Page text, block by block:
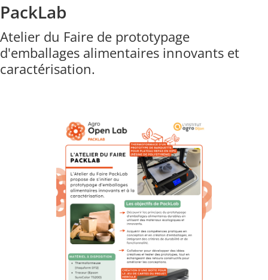
PackLab
Atelier du Faire de prototypage
d'emballages alimentaires innovants et
caractérisation.